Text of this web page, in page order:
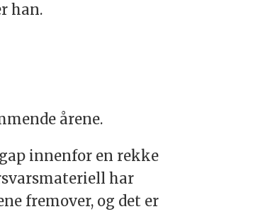
han.
årene.
innenfor en rekke
har
fremover, og det er